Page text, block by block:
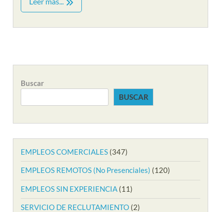
Buscar
BUSCAR
EMPLEOS COMERCIALES (347)
EMPLEOS REMOTOS (No Presenciales) (120)
EMPLEOS SIN EXPERIENCIA (11)
SERVICIO DE RECLUTAMIENTO (2)